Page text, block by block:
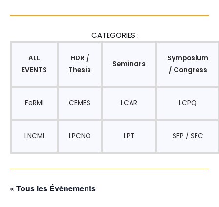
CATEGORIES :
ALL
EVENTS
HDR /
Thesis
Seminars
Symposium
/ Congress
FeRMI CEMES LCAR LCPQ
LNCMI LPCNO LPT SFP / SFC
« Tous les Évènements